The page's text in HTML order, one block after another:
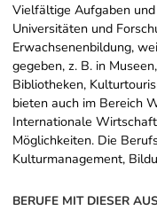
Vielfältige Aufgaben
Universitäten und
Erwachsenenbildung,
gegeben, z. B. in
Bibliotheken,
bieten auch im Bereich
Internationale
Möglichkeiten. Die
Kulturmanagement,
BERUFE MIT DIESER